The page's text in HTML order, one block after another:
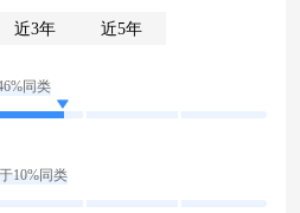
近3年 近5年
同类
10%同类